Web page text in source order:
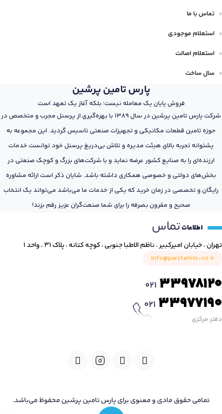
تماس با ما
استعلام موجودی
استعلام اصالت
سال ساخت
پارس تامین پرشین
فروش پایان یک معامله نیست؛ بلکه آغاز یک تعهد است
شرکت پارس تامین پرشین در سال 1389 با بهره‌گیری از پرسنل مجرب و متخصص در
حوزه تامین قطعات مکانیکی و تجهیزات صنعتی تاسیس گردید. این مجموعه به
پشتوانه تجربه بالای هیئت مدیره و تلاش بی‌دریغ پرسنل خود توانست خدمات
ارزنده‌ای را به صنایع کشور عرضه نماید و با شرکت‌های بزرگ و کوچک صنعتی در
بخش‌های دولتی و خصوصی همکاری داشته باشد. شایان ذکر است ارائه مشاوره
رایگان و تخصصی در زمان خرید که یکی از خدمات ما می‌باشد می‌تواند یک انتخاب
صحیح و مقرون بصرفه را برای شما صنعت‌گران عزیز رقم بزند!
اطلاعاتتماس
تهران ، خیابان امیرکبیر ، ناظم الاطبا جنوبی ، کوچه کتانه ، پلاک ۳۱ ، واحد ۱
info@parstamin-co.ir
021 33978120
021 33977190
دفتر مرکزی
تمامی حقوق مادی و معنوی برای پارس تامین پرشین محفوظ می‌باشد.